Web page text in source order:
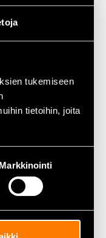
tukemiseen
tietoihin, joita
Markkinointi